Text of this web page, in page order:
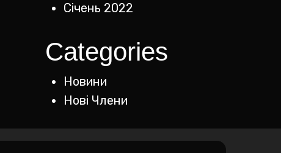
Січень 2022
Categories
Новини
Нові Члени